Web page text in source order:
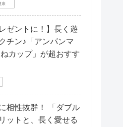
康
ゼントに！】長く遊
チン♪「アンパンマ
カップ」が超おすす
相性抜群！ 「ダブル
ットと、長く愛せる